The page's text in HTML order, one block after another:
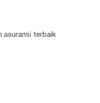
asuransi terbaik